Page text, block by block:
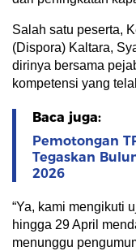
Salah satu peserta,
(Dispora) Kaltara,
dirinya bersama
kompetensi yang
Baca juga:
Pemotongan
Tegaskan
2026
“Ya, kami mengikuti
hingga 29 April
menunggu